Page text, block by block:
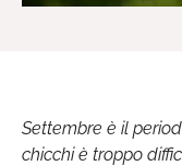
Settembre è il
chicchi è troppo